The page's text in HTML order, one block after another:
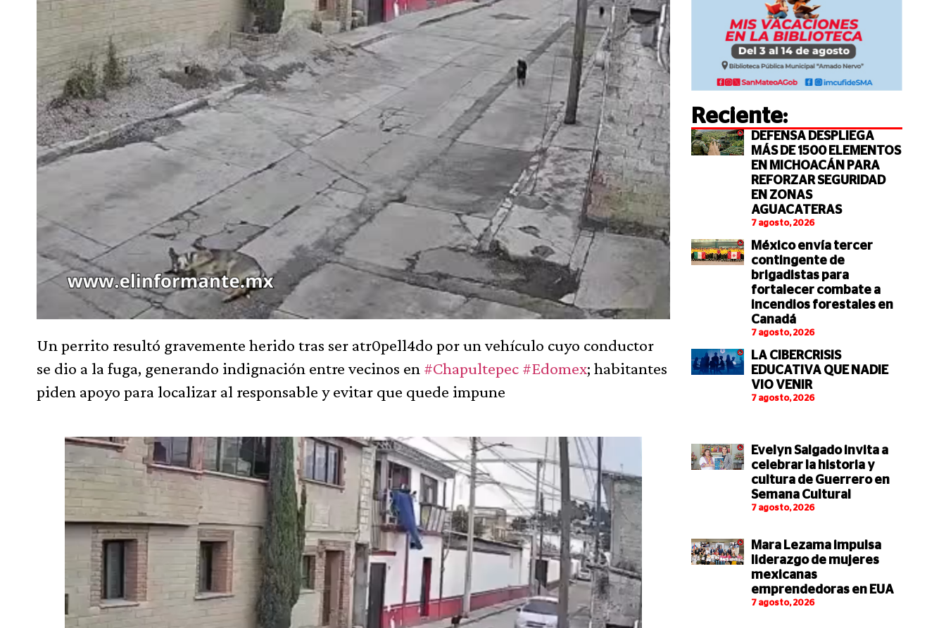
Un perrito resultó gravemente herido tras ser atr0pell4do por un vehículo cuyo conductor
se dio a la fuga, generando indignación entre vecinos en #Chapultepec #Edomex; habitantes
piden apoyo para localizar al responsable y evitar que quede impune
Reciente:
DEFENSA DESPLIEGA
MÁS DE 1500 ELEMENTOS
EN MICHOACÁN PARA
REFORZAR SEGURIDAD
EN ZONAS
AGUACATERAS
7 agosto, 2026
México envía tercer
contingente de
brigadistas para
fortalecer combate a
incendios forestales en
Canadá
7 agosto, 2026
LA CIBERCRISIS
EDUCATIVA QUE NADIE
VIO VENIR
7 agosto, 2026
Evelyn Salgado invita a
celebrar la historia y
cultura de Guerrero en
Semana Cultural
7 agosto, 2026
Mara Lezama impulsa
liderazgo de mujeres
mexicanas
emprendedoras en EUA
7 agosto, 2026